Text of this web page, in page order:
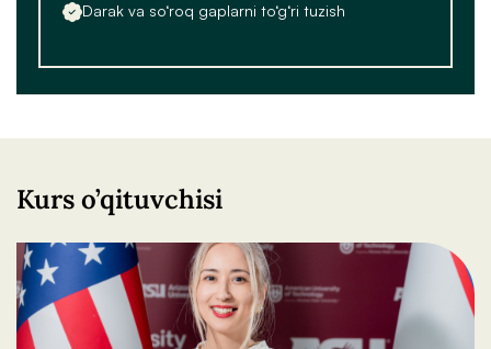
Darak va so‘roq gaplarni to‘g‘ri tuzish
Kurs o’qituvchisi